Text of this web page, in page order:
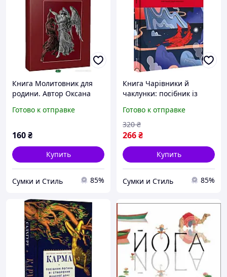
Книга Молитовник для
родини. Автор Оксана
твердый) 2022 г. 17
Готово к отправке
160₴
Купить
Сумки и Стиль 85%
Книга Чарівники й
чаклунки: посібник із
Автор Франческа
Маттеоні (Укр.) 2023 г. 17
Готово к отправке
266₴
320 ₴
Купить
Сумки и Стиль 85%